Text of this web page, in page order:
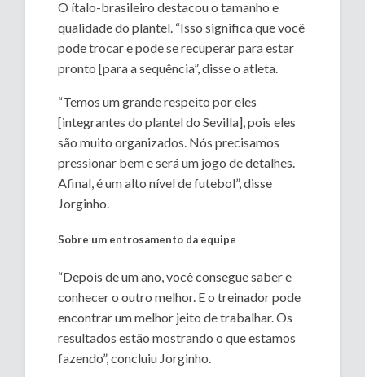
O ítalo-brasileiro destacou o tamanho e
qualidade do plantel. “Isso significa que você
pode trocar e pode se recuperar para estar
pronto [para a sequência”, disse o atleta.
“Temos um grande respeito por eles
[integrantes do plantel do Sevilla], pois eles
são muito organizados. Nós precisamos
pressionar bem e será um jogo de detalhes.
Afinal, é um alto nível de futebol”, disse
Jorginho.
Sobre um entrosamento da equipe
“Depois de um ano, você consegue saber e
conhecer o outro melhor. E o treinador pode
encontrar um melhor jeito de trabalhar. Os
resultados estão mostrando o que estamos
fazendo”, concluiu Jorginho.